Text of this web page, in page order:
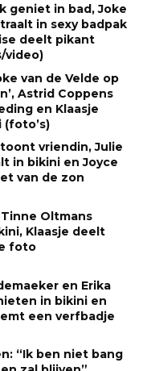
geniet in bad, Joke
in sexy badpak
deelt pikant
video)
van de Velde op
Astrid Coppens
en Klaasje
vriendin, Julie
in bikini en Joyce
van de zon
Tinne Oltmans
Klaasje deelt
foto
en Erika
in bikini en
een verfbadje
“Ik ben niet bang